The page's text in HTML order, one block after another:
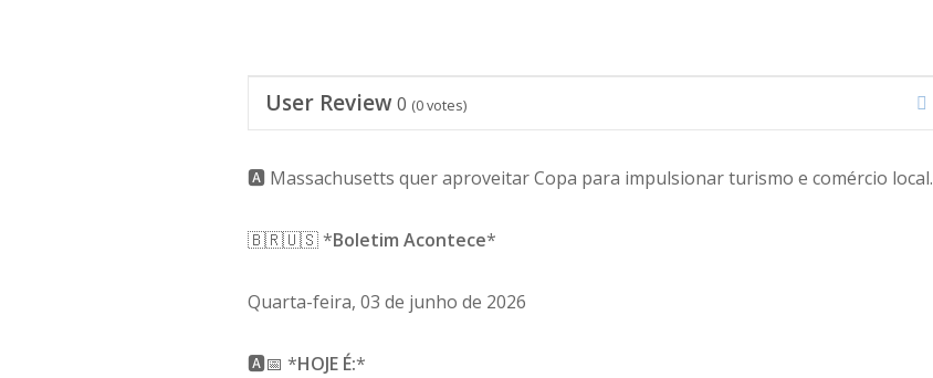
User Review0 (0votes)
🅰️ Massachusetts quer aproveitar Copa para impulsionar turismo e comércio local.
🇧🇷🇺🇸 *Boletim Acontece*
Quarta-feira, 03 de junho de 2026
🅰️📅 *HOJE É:*